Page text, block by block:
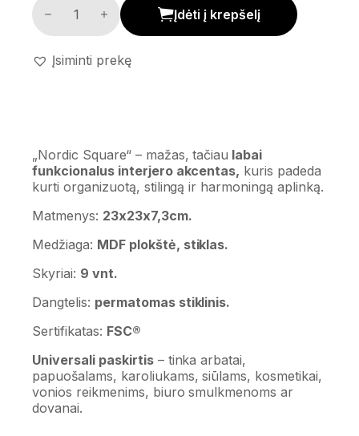
Įdėti į krepšelį
Įsiminti prekę
„Nordic Square“ – mažas, tačiau labai
funkcionalus interjero akcentas, kuris padeda
kurti organizuotą, stilingą ir harmoningą aplinką.
Matmenys: 23x23x7,3cm.
Medžiaga: MDF plokštė, stiklas.
Skyriai: 9 vnt.
Dangtelis: permatomas stiklinis.
Sertifikatas: FSC®
Universali paskirtis– tinka arbatai,
papuošalams, karoliukams, siūlams, kosmetikai,
vonios reikmenims, biuro smulkmenoms ar
dovanai.